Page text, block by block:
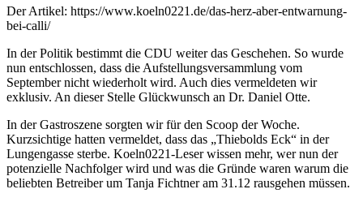
Der Artikel: https://www.koeln0221.de/das-herz-aber-entwarnung-
bei-calli/
In der Politik bestimmt die CDU weiter das Geschehen. So wurde
nun entschlossen, dass die Aufstellungsversammlung vom
September nicht wiederholt wird. Auch dies vermeldeten wir
exklusiv. An dieser Stelle Glückwunsch an Dr. Daniel Otte.
In der Gastroszene sorgten wir für den Scoop der Woche.
Kurzsichtige hatten vermeldet, dass das „Thiebolds Eck“ in der
Lungengasse sterbe. Koeln0221-Leser wissen mehr, wer nun der
potenzielle Nachfolger wird und was die Gründe waren warum die
beliebten Betreiber um Tanja Fichtner am 31.12 rausgehen müssen.